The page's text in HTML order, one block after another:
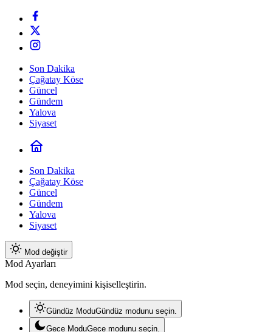
Son Dakika
Çağatay Köse
Güncel
Gündem
Yalova
Siyaset
Son Dakika
Çağatay Köse
Güncel
Gündem
Yalova
Siyaset
Mod değiştir
Mod Ayarları
Mod seçin, deneyimini kişiselleştirin.
Gündüz ModuGündüz modunu seçin.
Gece ModuGece modunu seçin.